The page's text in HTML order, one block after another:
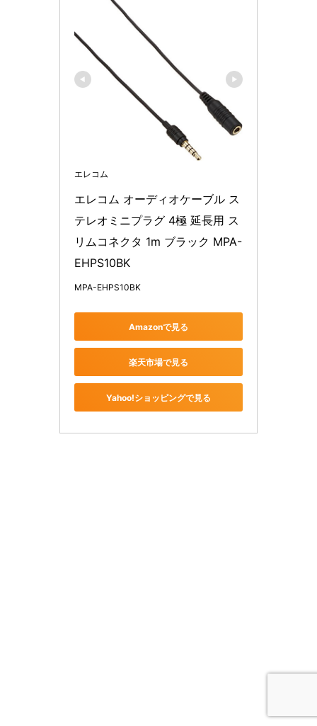
エレコム
エレコム オーディオケーブル ス
テレオミニプラグ 4極 延長用 ス
リムコネクタ 1m ブラック MPA-
EHPS10BK
MPA-EHPS10BK
Amazonで見る
楽天市場で見る
Yahoo!ショッピングで見る